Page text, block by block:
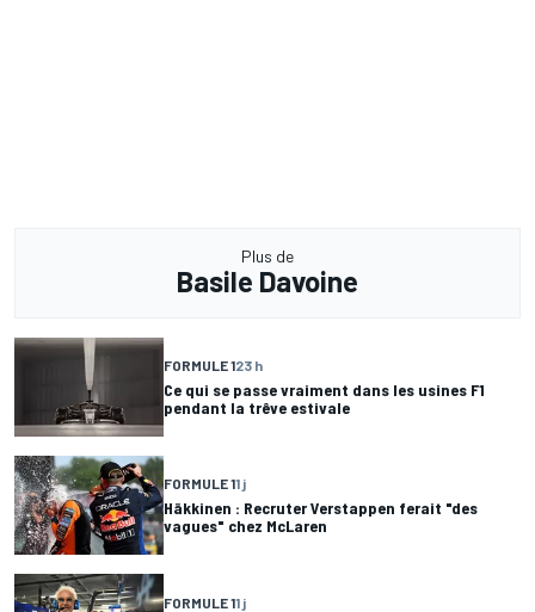
Plus de
Basile Davoine
FORMULE 123 h
Ce qui se passe vraiment dans les usines F1
pendant la trêve estivale
FORMULE 11 j
Häkkinen : Recruter Verstappen ferait "des
vagues" chez McLaren
FORMULE 11 j